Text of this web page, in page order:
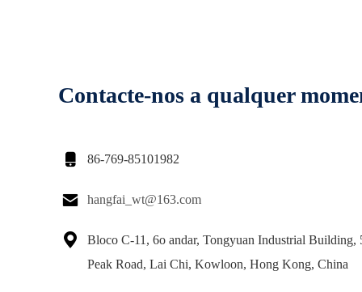
Contacte-nos a qualquer
 86-769-85101982
 hangfai_wt@163.com

Bloco C-11, 6o andar, Tongyuan Industrial Building,
Peak Road, Lai Chi, Kowloon, Hong Kong, China